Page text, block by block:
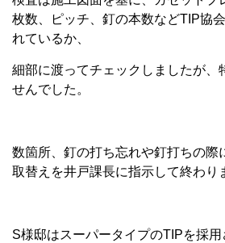
枚数、ピッチ、釘の本数などTIP協
れているか、
細部に渡ってチェックしましたが、
せんでした。
数箇所、釘の打ち忘れや釘打ちの際
取替えを井戸課長に指示して終わり
S様邸はスーパータイプのTIPを採